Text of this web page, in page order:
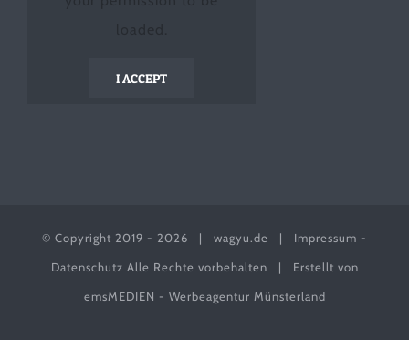
I ACCEPT
© Copyright 2019 - 2026 | wagyu.de | Impressum -
Datenschutz Alle Rechte vorbehalten | Erstellt von
emsMEDIEN - Werbeagentur Münsterland